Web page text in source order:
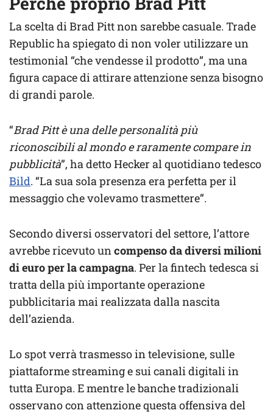
La scelta di Brad Pitt non sarebbe casuale. Trade
Republic ha spiegato di non voler utilizzare un
testimonial “che vendesse il prodotto”, ma una
figura capace di attirare attenzione senza bisogno
di grandi parole.
“Brad Pitt è una delle personalità più
riconoscibili al mondo e raramente compare in
pubblicità”, ha detto Hecker al quotidiano tedesco
Bild. “La sua sola presenza era perfetta per il
messaggio che volevamo trasmettere”.
Secondo diversi osservatori del settore, l’attore
avrebbe ricevuto un compenso da diversi milioni
di euro per la campagna. Per la fintech tedesca si
tratta della più importante operazione
pubblicitaria mai realizzata dalla nascita
dell’azienda.
Lo spot verrà trasmesso in televisione, sulle
piattaforme streaming e sui canali digitali in
tutta Europa. E mentre le banche tradizionali
osservano con attenzione questa offensiva del